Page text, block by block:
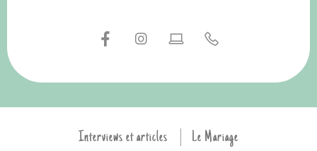
Interviews et articles
Le Mariage